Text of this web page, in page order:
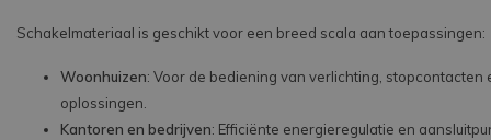
Schakelmateriaal is geschikt voor een breed scala aan toepassingen:
Woonhuizen: Voor de bediening van verlichting, stopcontacten
oplossingen.
Kantoren en bedrijven: Efficiënte energieregulatie en